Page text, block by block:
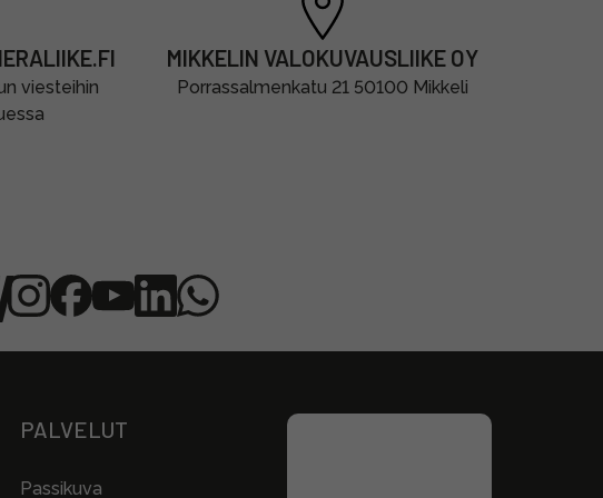
viesteihin
MIKKELIN VALOKUVAUSLIIKE OY
Porrassalmenkatu 21 50100 Mikkeli
PALVELUT
Passikuva